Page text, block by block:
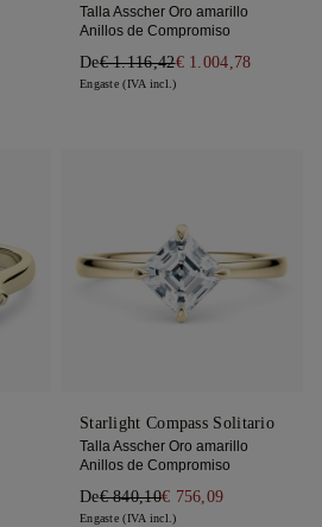
Talla Asscher Oro amarillo
Anillos de Compromiso
De€ 1.116,42€ 1.004,78
Engaste (IVA incl.)
Starlight Compass Solitario
Talla Asscher Oro amarillo
Anillos de Compromiso
De€ 840,10€ 756,09
Engaste (IVA incl.)